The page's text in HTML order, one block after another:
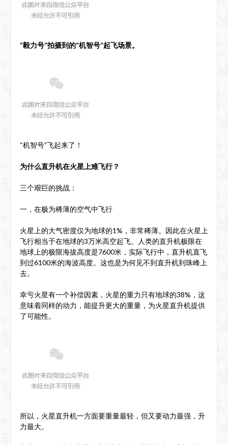
“毅力号”拍摄到的“机智号”起飞场景。
“机智号”飞起来了！
为什么直升机在火星上难飞行？
三个艰巨的挑战：
一，在极为稀薄的空气中飞行
火星上的大气密度仅为地球的1%，非常稀薄。因此在火星上
飞行相当于在地球的3万米高空起飞。人类的直升机极限在
地球上的极限海拔高度是7600米，实际飞行中，直升机直飞
到过6100米的海波高度。这也是为何见不到直升机到珠峰上
去。
幸亏火星有一个补偿因素，火星的重力只有地球的38%，这
意味着同样的动力，能提升更大的重量，为火星直升机提供
了可能性。
所以，火星直升机一方面要重量最轻，但又要动力最强，升
力最大。